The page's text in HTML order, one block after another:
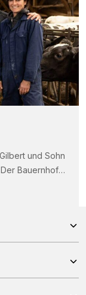
und Sohn
Bauernhof